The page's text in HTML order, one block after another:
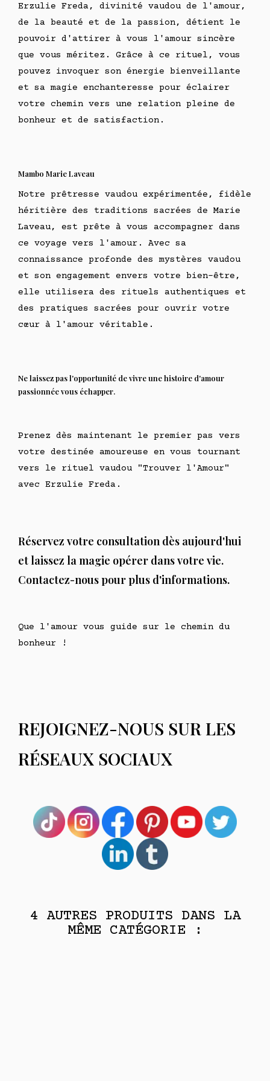
Erzulie Freda, divinité vaudou de l'amour,
de la beauté et de la passion, détient le
pouvoir d'attirer à vous l'amour sincère
que vous méritez. Grâce à ce rituel, vous
pouvez invoquer son énergie bienveillante
et sa magie enchanteresse pour éclairer
votre chemin vers une relation pleine de
bonheur et de satisfaction.
Mambo Marie Laveau
Notre prêtresse vaudou expérimentée, fidèle
héritière des traditions sacrées de Marie
Laveau, est prête à vous accompagner dans
ce voyage vers l'amour. Avec sa
connaissance profonde des mystères vaudou
et son engagement envers votre bien-être,
elle utilisera des rituels authentiques et
des pratiques sacrées pour ouvrir votre
cœur à l'amour véritable.
Ne laissez pas l'opportunité de vivre une histoire d'amour
passionnée vous échapper.
Prenez dès maintenant le premier pas vers
votre destinée amoureuse en vous tournant
vers le rituel vaudou "Trouver l'Amour"
avec Erzulie Freda.
Réservez votre consultation dès aujourd'hui
et laissez la magie opérer dans votre vie.
Contactez-nous pour plus d'informations.
Que l'amour vous guide sur le chemin du
bonheur !
REJOIGNEZ-NOUS SUR LES
RÉSEAUX SOCIAUX
4 AUTRES PRODUITS DANS LA
MÊME CATÉGORIE :